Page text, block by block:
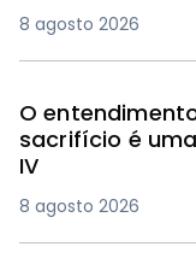
8 agosto 2026
O
sacrifício é
IV
8 agosto 2026